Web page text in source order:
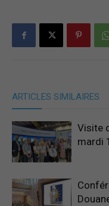
ARTICLES SIMILAIRES
Visite
mardi